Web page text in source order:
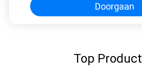
Doorgaan
Top